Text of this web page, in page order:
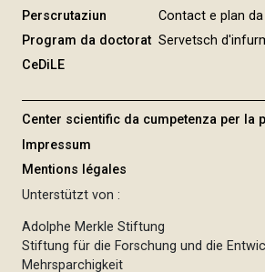
Perscrutaziun
Program da doctorat
CeDiLE
Contact e plan
Servetsch
Center scientific da cumpetenza per la
Impressum
Mentions légales
Unterstützt von :
Adolphe Merkle Stiftung
Stiftung für die Forschung und die
Mehrsparchigkeit